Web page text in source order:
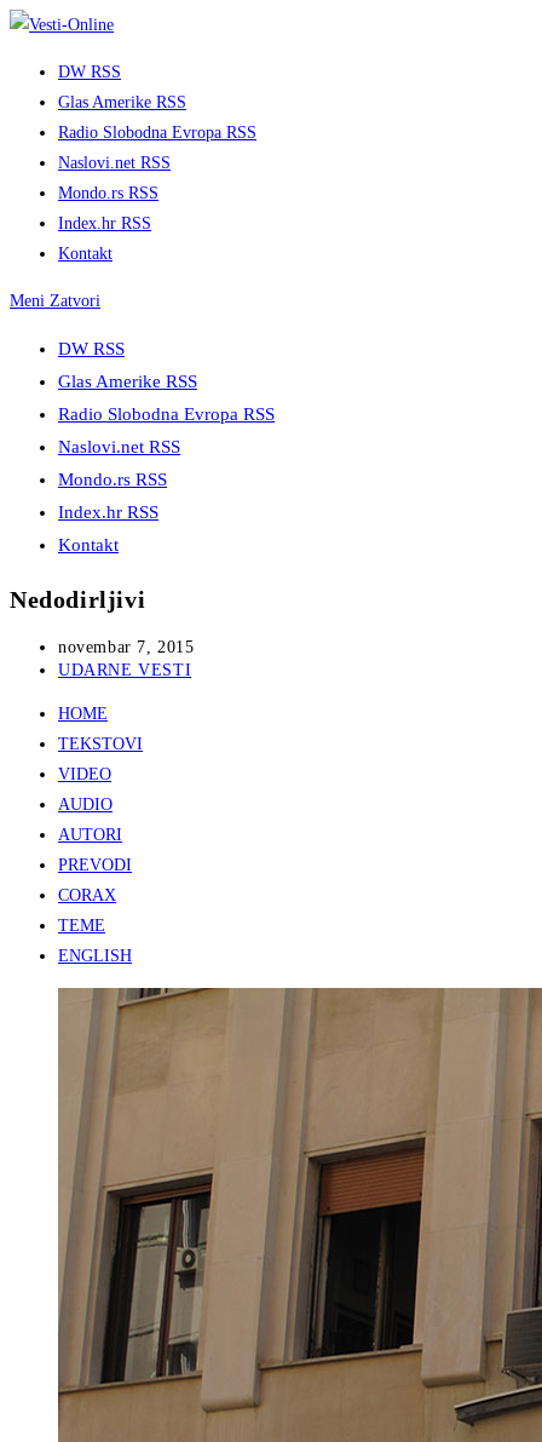
Skip
DW RSS
Glas Amerike RSS
Radio Slobodna Evropa RSS
Naslovi.net RSS
Mondo.rs RSS
Index.hr RSS
Kontakt
Meni Zatvori
DW RSS
Glas Amerike RSS
Radio Slobodna Evropa RSS
Naslovi.net RSS
Mondo.rs RSS
Index.hr RSS
Kontakt
Nedodirljivi
Post
published:
novembar 7, 2015
Post
UDARNE VESTI
HOME
TEKSTOVI
VIDEO
AUDIO
AUTORI
PREVODI
CORAX
TEME
ENGLISH